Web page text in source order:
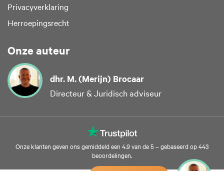
Privacyverklaring
Herroepingsrecht
Onze auteur
dhr. M. (Merijn) Brocaar
Directeur & Juridisch adviseur
Onze klanten geven ons gemiddeld een 4.9 van de 5 – gebaseerd op 443
beoordelingen.